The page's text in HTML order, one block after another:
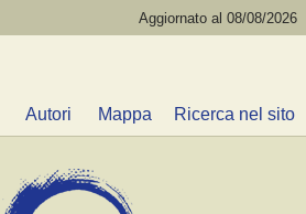
Aggiornato al 08/08/2026
Autori Mappa Ricerca nel sito